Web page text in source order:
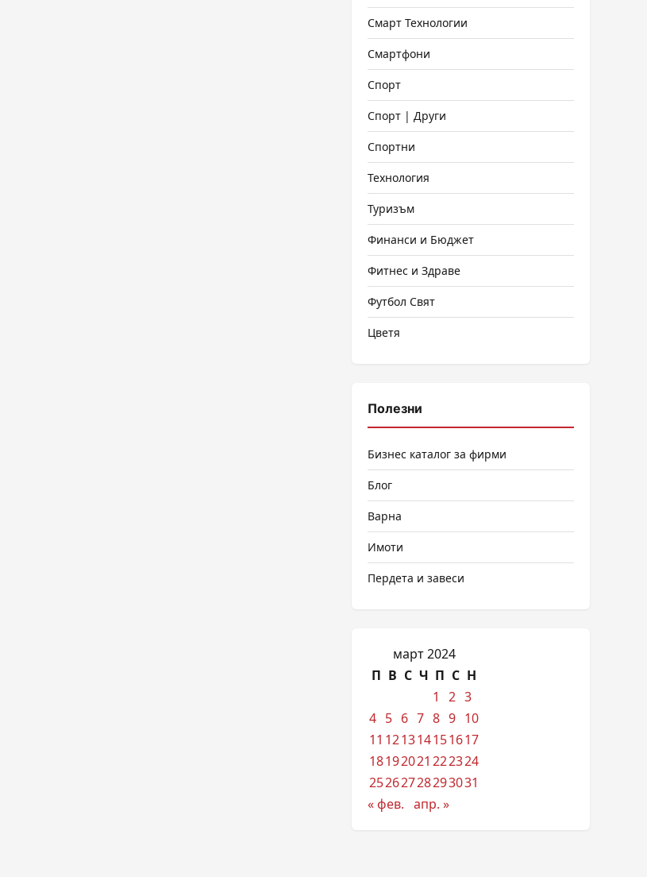
Смарт Технологии
Смартфони
Спорт
Спорт | Други
Спортни
Технология
Туризъм
Финанси и Бюджет
Фитнес и Здраве
Футбол Свят
Цветя
Полезни
Бизнес каталог за фирми
Блог
Варна
Имоти
Пердета и завеси
март 2024
П В С Ч П С Н
1
2 3
4 5 6 7 8 9 10
11 121314151617
18192021 222324
25262728293031
« фев. апр. »